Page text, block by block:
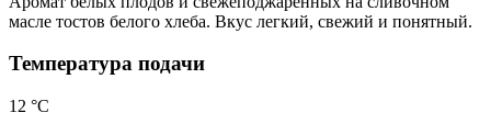
масле тостов белого хлеба. Вкус легкий, свежий и понятный.
Температура подачи
12 °С